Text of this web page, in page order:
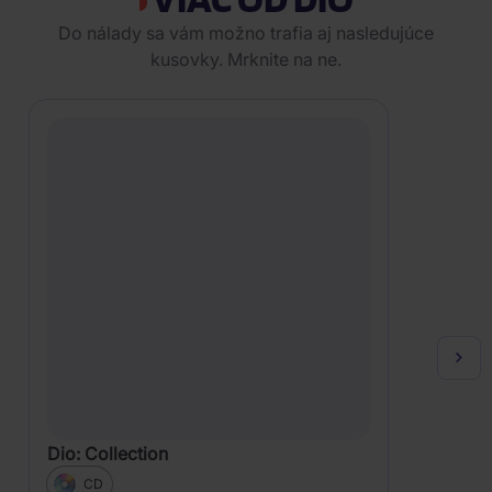
Do nálady sa vám možno trafia aj nasledujúce
kusovky. Mrknite na ne.
Dio: Collection
CD